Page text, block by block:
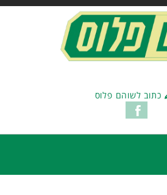
כתוב לשוהם פלוס